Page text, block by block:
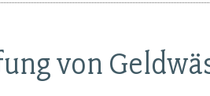
von